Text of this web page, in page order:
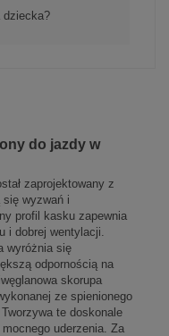
dziecka?
do jazdy w
zaprojektowany z
wyzwań i
profil kasku zapewnia
i dobrej wentylacji.
wyróżnia się
odpornością na
skorupa
ze spienionego
te doskonale
uderzenia. Za